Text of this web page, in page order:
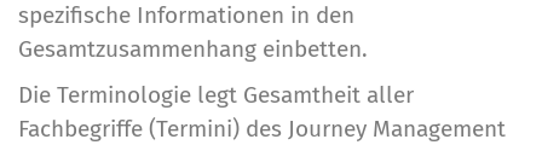
spezifische Informationen in den
Gesamtzusammenhang einbetten.
Die Terminologie legt Gesamtheit aller
Fachbegriffe (Termini) des Journey Management